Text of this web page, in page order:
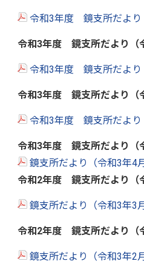
令和3年度 鏡支所だより
令和3年度 鏡支所だより（
令和3年度 鏡支所だより
令和3年度 鏡支所だより（
令和3年度 鏡支所だより
令和3年度 鏡支所だより（
鏡支所だより（令和3年4
令和2年度 鏡支所だより（
鏡支所だより（令和3年3
令和2年度 鏡支所だより（
鏡支所だより（令和3年2